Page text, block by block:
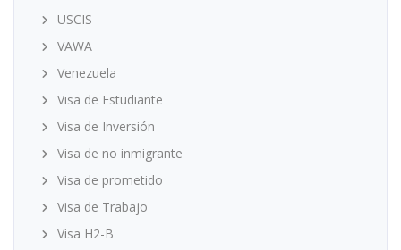
USCIS
VAWA
Venezuela
Visa de Estudiante
Visa de Inversión
Visa de no inmigrante
Visa de prometido
Visa de Trabajo
Visa H2-B